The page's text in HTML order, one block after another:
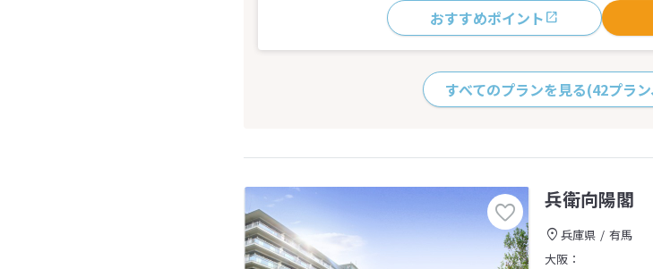
おすすめポイント
すべてのプランを見る(42プラ
兵衛向陽閣
兵庫県
有馬
大阪：